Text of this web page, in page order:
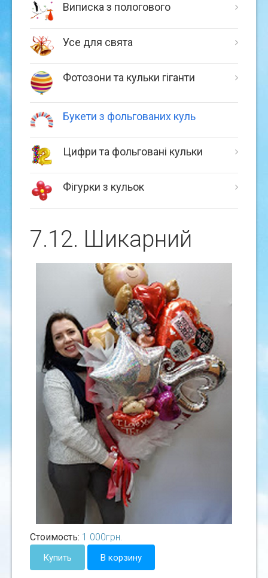
Виписка з пологового
Усе для свята
Фотозони та кульки гіганти
Букети з фольгованих куль
Цифри та фольговані кульки
Фігурки з кульок
7.12. Шикарний
Стоимость: 1 000грн.
Купить В корзину